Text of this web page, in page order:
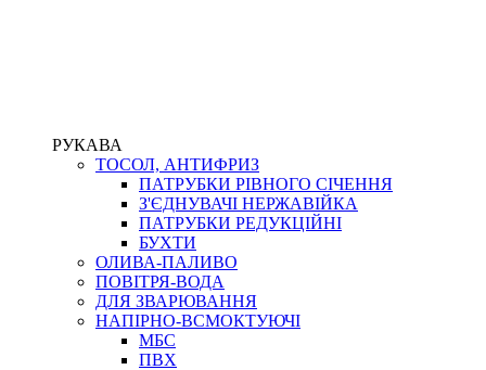
РУКАВА
ТОСОЛ, АНТИФРИЗ
ПАТРУБКИ РІВНОГО СІЧЕННЯ
З'ЄДНУВАЧІ НЕРЖАВІЙКА
ПАТРУБКИ РЕДУКЦІЙНІ
БУХТИ
ОЛИВА-ПАЛИВО
ПОВІТРЯ-ВОДА
ДЛЯ ЗВАРЮВАННЯ
НАПІРНО-ВСМОКТУЮЧІ
МБС
ПВХ